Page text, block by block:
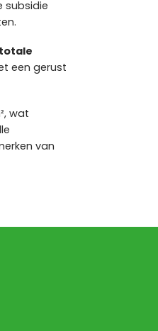
subsidie
een gerust
wat
van